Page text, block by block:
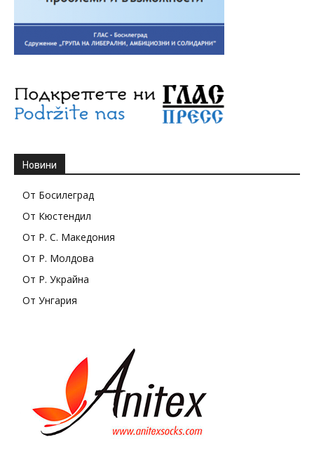
Новини
От Босилеград
От Кюстендил
От Р. С. Македония
От Р. Молдова
От Р. Украйна
От Унгария